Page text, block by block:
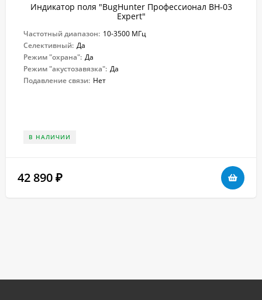
Индикатор поля "BugHunter Профессионал BH-03
Expert"
Частотный диапазон: 10-3500 МГц
Селективный: Да
Режим "охрана": Да
Режим "акустозавязка": Да
Подавление связи: Нет
В НАЛИЧИИ
42 890 ₽